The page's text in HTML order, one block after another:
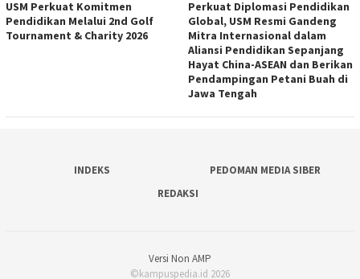
USM Perkuat Komitmen
Pendidikan Melalui 2nd Golf
Tournament & Charity 2026
Perkuat Diplomasi Pendidikan
Global, USM Resmi Gandeng
Mitra Internasional dalam
Aliansi Pendidikan Sepanjang
Hayat China-ASEAN dan Berikan
Pendampingan Petani Buah di
Jawa Tengah
INDEKS
PEDOMAN MEDIA SIBER
REDAKSI
Versi Non AMP
©kampuspedia.id 2026